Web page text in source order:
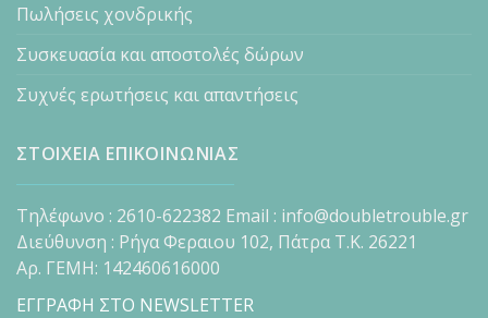
Πωλήσεις χονδρικής
Συσκευασία και αποστολές δώρων
Συχνές ερωτήσεις και απαντήσεις
ΣΤΟΙΧΕΙΑ ΕΠΙΚΟΙΝΩΝΙΑΣ
Τηλέφωνο : 2610-622382 Email : info@doubletrouble.gr
Διεύθυνση : Ρήγα Φεραιου 102, Πάτρα Τ.Κ. 26221
Αρ. ΓΕΜΗ: 142460616000
ΕΓΓΡΑΦΗ ΣΤΟ NEWSLETTER